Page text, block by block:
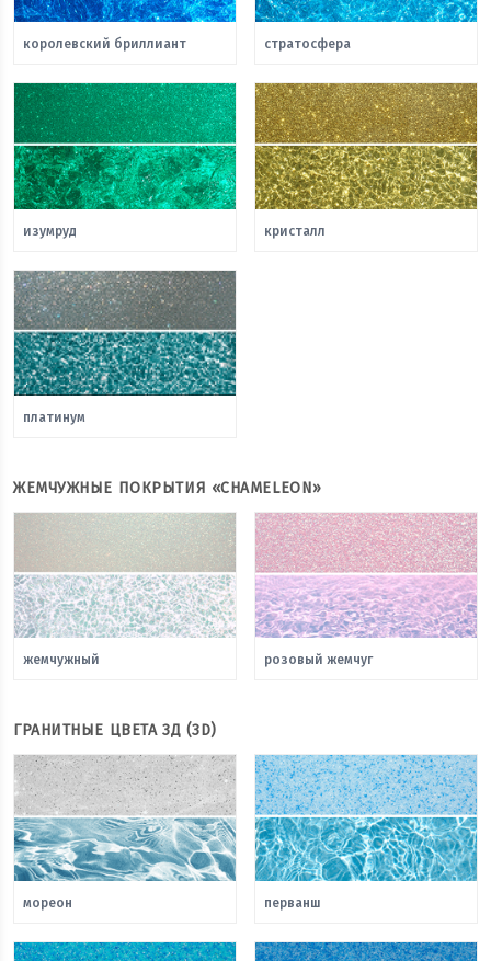
королевский бриллиант стратосфера
изумруд кристалл
платинум
ЖЕМЧУЖНЫЕ ПОКРЫТИЯ «CHAMELEON»
жемчужный розовый жемчуг
ГРАНИТНЫЕ ЦВЕТА 3Д (3D)
мореон перванш